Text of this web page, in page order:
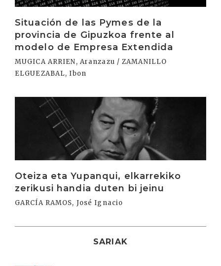
Situación de las Pymes de la
provincia de Gipuzkoa frente al
modelo de Empresa Extendida
MUGICA ARRIEN, Aranzazu / ZAMANILLO
ELGUEZABAL, Ibon
Oteiza eta Yupanqui, elkarrekiko
zerikusi handia duten bi jeinu
GARCÍA RAMOS, José Ignacio
Irakurri
SARIAK